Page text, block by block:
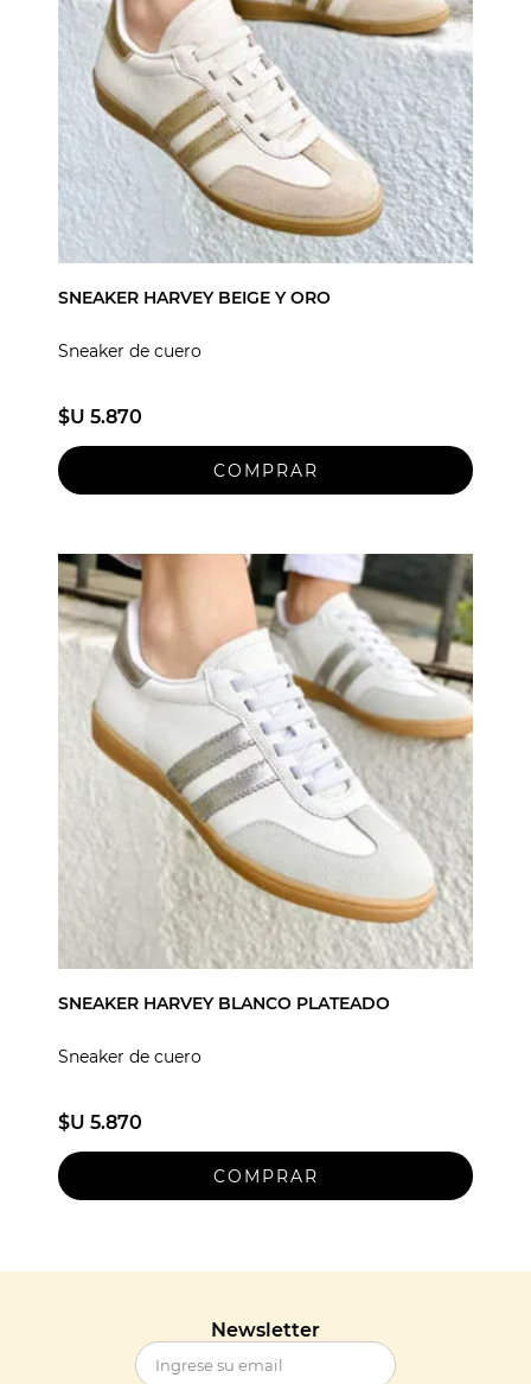
SNEAKER HARVEY BEIGE Y ORO
Sneaker de cuero
$U 5.870
SNEAKER HARVEY BLANCO PLATEADO
Sneaker de cuero
$U 5.870
Newsletter